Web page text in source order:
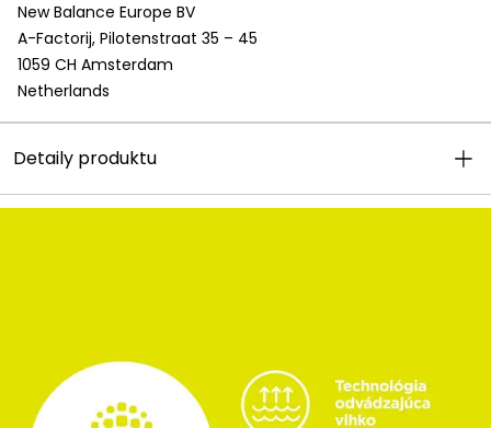
New Balance Europe BV
A-Factorij, Pilotenstraat 35 – 45
1059 CH Amsterdam
Netherlands
Detaily produktu